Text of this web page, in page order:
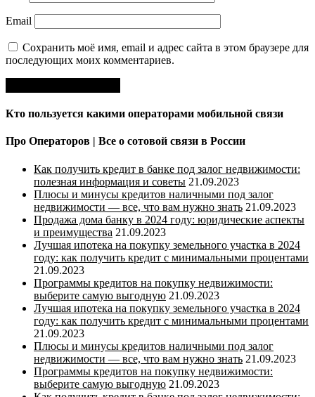
Email
Сохранить моё имя, email и адрес сайта в этом браузере для
последующих моих комментариев.
Кто пользуется какими операторами мобильной связи
Про Операторов | Все о сотовой связи в России
Как получить кредит в банке под залог недвижимости:
полезная информация и советы 21.09.2023
Плюсы и минусы кредитов наличными под залог
недвижимости — все, что вам нужно знать 21.09.2023
Продажа дома банку в 2024 году: юридические аспекты
и преимущества 21.09.2023
Лучшая ипотека на покупку земельного участка в 2024
году: как получить кредит с минимальными процентами
21.09.2023
Программы кредитов на покупку недвижимости:
выберите самую выгодную 21.09.2023
Лучшая ипотека на покупку земельного участка в 2024
году: как получить кредит с минимальными процентами
21.09.2023
Плюсы и минусы кредитов наличными под залог
недвижимости — все, что вам нужно знать 21.09.2023
Программы кредитов на покупку недвижимости:
выберите самую выгодную 21.09.2023